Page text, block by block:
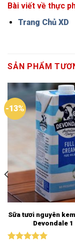
Bài viết về thực
Trang Chủ XD
SẢN PHẨM
-13%
Sữa tươi nguyên
Devondale